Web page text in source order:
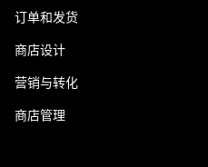
订单和发货
商店设计
营销与转化
商店管理